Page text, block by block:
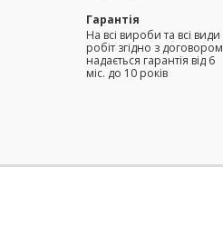
Гарантія
На всі вироби та всі види
робіт згідно з договором
надається гарантія від 6
міс. до 10 років